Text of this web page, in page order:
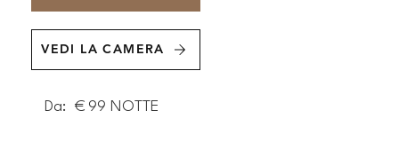
VEDI LA CAMERA
Da: € 99 NOTTE